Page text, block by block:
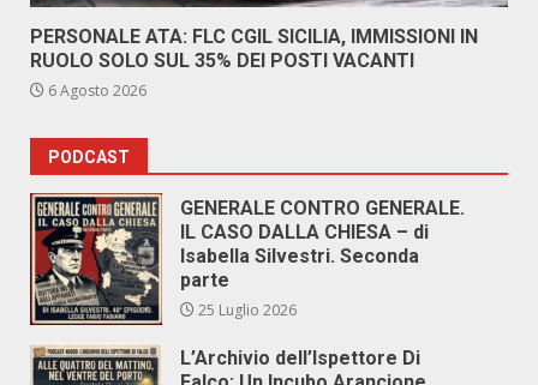
PERSONALE ATA: FLC CGIL SICILIA, IMMISSIONI IN
RUOLO SOLO SUL 35% DEI POSTI VACANTI
6 Agosto 2026
PODCAST
GENERALE CONTRO GENERALE.
IL CASO DALLA CHIESA – di
Isabella Silvestri. Seconda
parte
25 Luglio 2026
L’Archivio dell’Ispettore Di